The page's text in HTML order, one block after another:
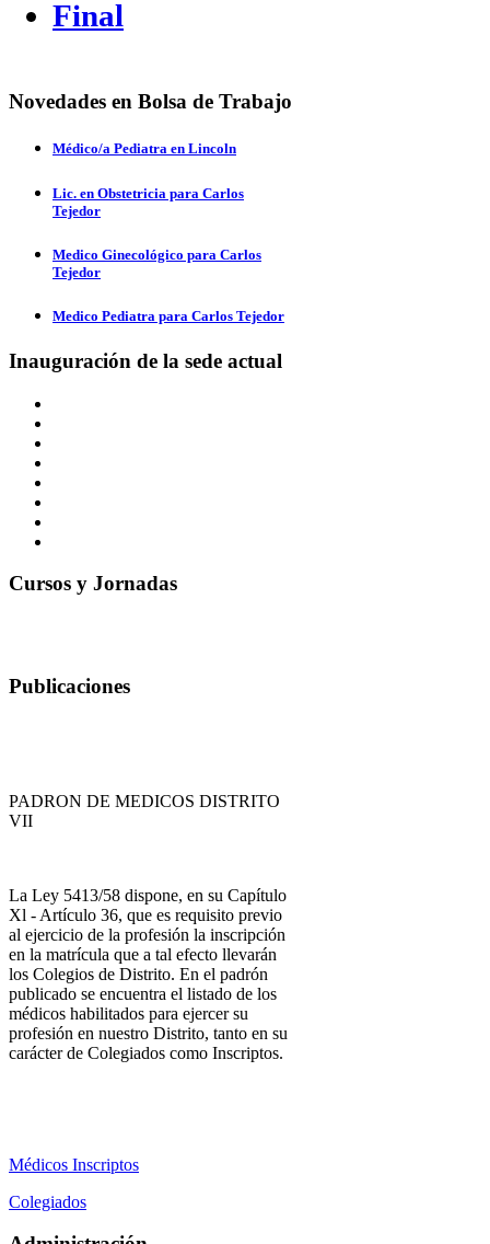
Final
Novedades en Bolsa de Trabajo
Médico/a Pediatra en Lincoln
Lic. en Obstetricia para Carlos
Tejedor
Medico Ginecológico para Carlos
Tejedor
Medico Pediatra para Carlos Tejedor
Inauguración de la sede actual
Cursos y Jornadas
Publicaciones
PADRON DE MEDICOS DISTRITO
VII
La Ley 5413/58 dispone, en su Capítulo
Xl - Artículo 36, que es requisito previo
al ejercicio de la profesión la inscripción
en la matrícula que a tal efecto llevarán
los Colegios de Distrito. En el padrón
publicado se encuentra el listado de los
médicos habilitados para ejercer su
profesión en nuestro Distrito, tanto en su
carácter de Colegiados como Inscriptos.
Médicos Inscriptos
Colegiados